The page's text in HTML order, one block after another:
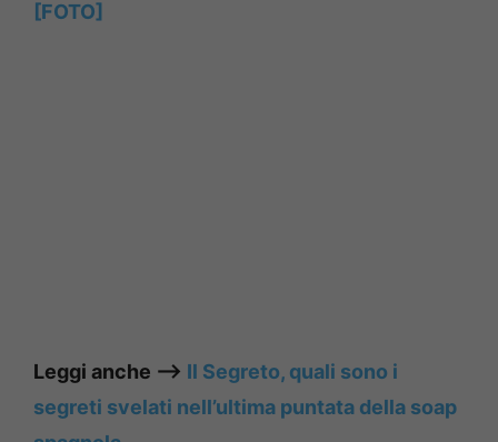
[FOTO]
Leggi anche ——> Il Segreto, quali sono i
segreti svelati nell’ultima puntata della soap